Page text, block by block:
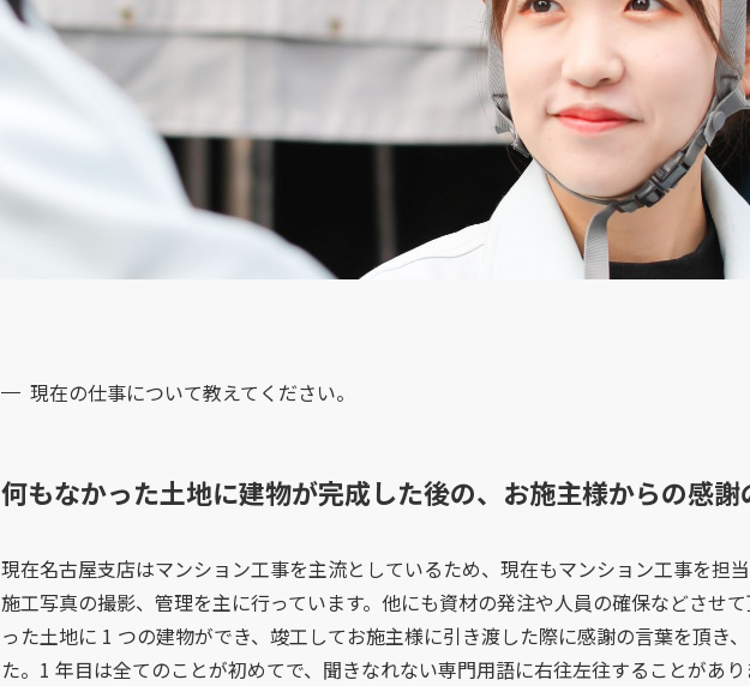
現在の仕事について教えてください。
何もなかった土地に建物が完成した後の、お施主様からの感謝
現在名古屋支店はマンション工事を主流としているため、現在もマンション工事を担
施工写真の撮影、管理を主に行っています。他にも資材の発注や人員の確保などさせ
った土地に 1 つの建物ができ、竣工してお施主様に引き渡した際に感謝の言葉を頂き
た。1 年目は全てのことが初めてで、聞きなれない専門用語に右往左往することがあ